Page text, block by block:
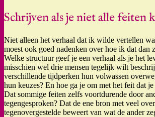
Schrijven als je niet alle feiten
Niet alleen het verhaal dat ik wilde vertellen
moest ook goed nadenken over hoe ik dat dan
Welke structuur geef je een verhaal als je het
misschien wel drie mensen tegelijk wilt
verschillende tijdperken hun volwassen
hun keuzes? En hoe ga je om met het feit dat
Dat sommige feiten zelfs voortdurende door
tegengesproken? Dat de ene bron met veel
tegenovergestelde beweert van wat de ander